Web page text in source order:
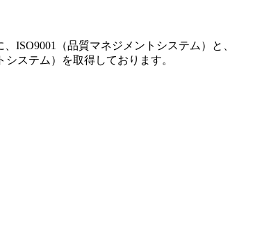
ISO9001（品質マネジメントシステム）と、
ステム）を取得しております。